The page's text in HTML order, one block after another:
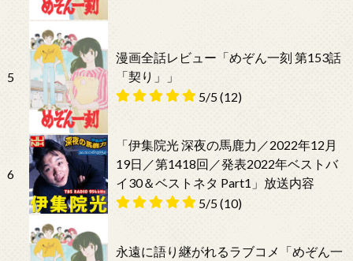
5
漫画全話レビュー「めぞん一刻 第153話
「契り」」
5/5(12)
6
「伊集院光 深夜の馬鹿力／2022年12月
19日／第1418回／発表2022年ベストバ
イ30＆ベストネタ Part1」放送内容
5/5(10)
永遠に語り継がれるラブコメ「めぞん一